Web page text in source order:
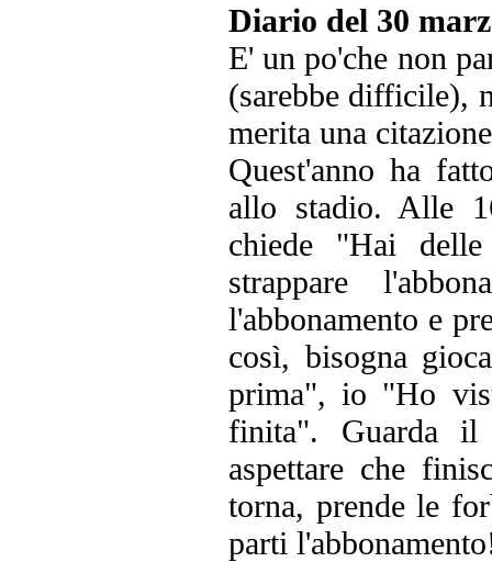
Diario del 30
E' un po'che non
(sarebbe difficile),
merita una
Quest'anno ha
allo stadio. Alle
chiede "Hai
strappare
l'abbonamento e
così, bisogna
prima", io "Ho
finita". Guarda il
aspettare che
torna, prende le
parti